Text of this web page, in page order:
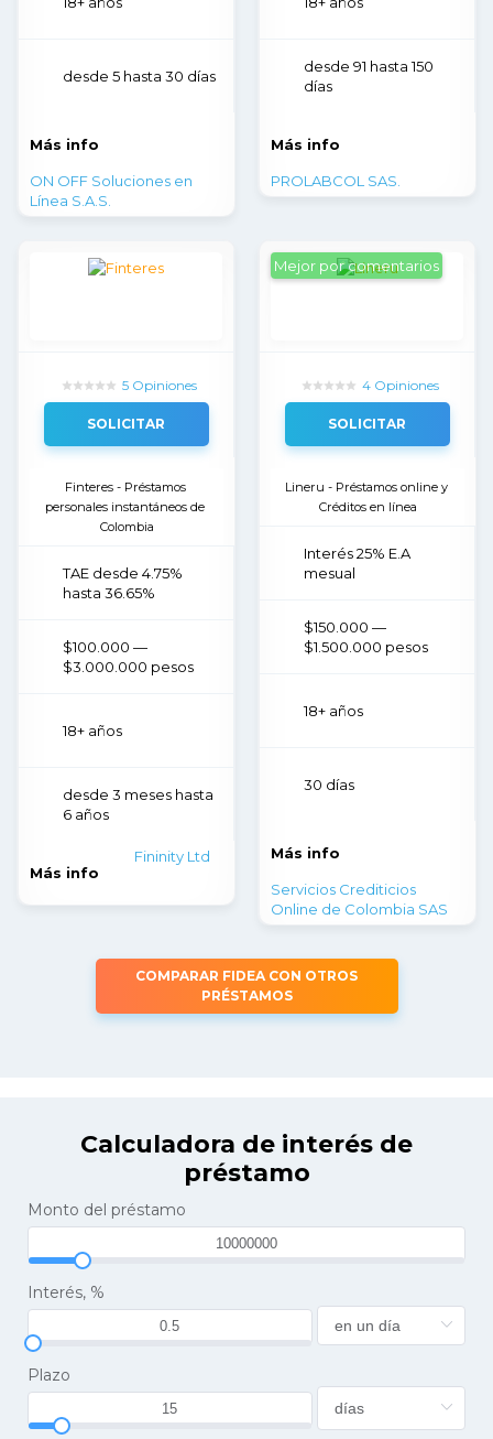
desde 5 hasta 30 días
Más info
ON OFF Soluciones en
Línea S.A.S.
desde 91 hasta 150
días
Más info
PROLABCOL SAS.
5 Opiniones
SOLICITAR
Finteres - Préstamos
personales instantáneos de
Colombia
TAE desde 4.75%
hasta 36.65%
$100.000 —
$3.000.000 pesos
18+ años
desde 3 meses hasta
6 años
Más info
Fininity Ltd
Mejor por comentarios
4 Opiniones
SOLICITAR
Lineru - Préstamos online y
Créditos en línea
Interés 25% E.A
mesual
$150.000 —
$1.500.000 pesos
18+ años
30 días
Más info
Servicios Crediticios
Online de Colombia SAS
COMPARAR FIDEA CON OTROS
PRÉSTAMOS
Calculadora de interés de
préstamo
Monto del préstamo
Interés, %
Plazo